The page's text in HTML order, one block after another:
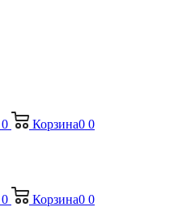
0 Корзина0 0
0 Корзина0 0